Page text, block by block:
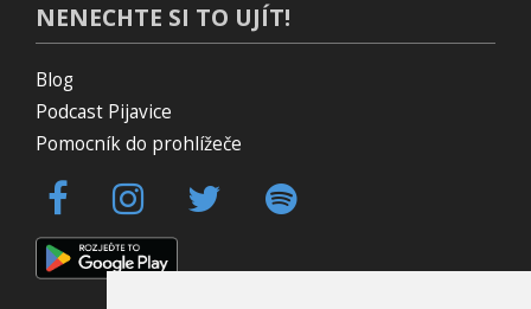
NENECHTE SI TO UJÍT!
Blog
Podcast Pijavice
Pomocník do prohlížeče